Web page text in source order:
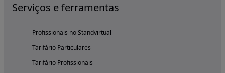
Serviços e ferramentas
Profissionais no Standvirtual
Tarifário Particulares
Tarifário Profissionais